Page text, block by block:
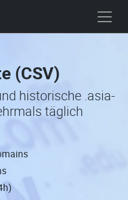
(CSV)
historische .asia-
täglich